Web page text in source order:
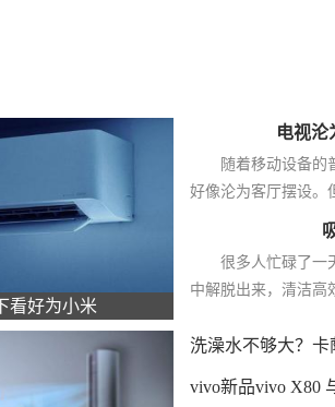
看好为小米
电视沦
随着移动设备的
好像沦为客厅摆设。
很多人忙碌了一
中解脱出来，清洁高
洗澡水不够大？
vivo新品vivo X80